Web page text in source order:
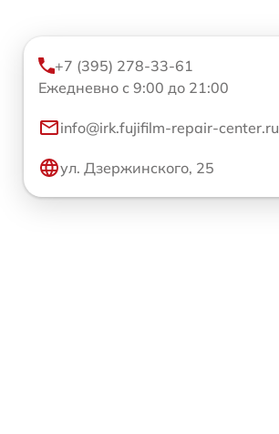
+7 (395) 278-33-61
Ежедневно с 9:00 до 21:00
info@irk.fujifilm-repair-center.ru
ул. Дзержинского, 25